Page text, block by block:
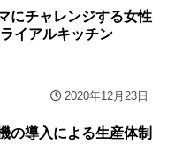
にチャレンジする女性
イアルキッチン
2020年12月23日
の導入による生産体制